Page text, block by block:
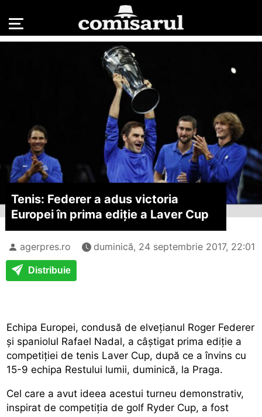
Tenis: Federer a adus victoria
Europei în prima ediție a Laver Cup
agerpres.ro duminică, 24 septembrie 2017, 22:01
Distribuie
Echipa Europei, condusă de elvețianul Roger Federer
și spaniolul Rafael Nadal, a câștigat prima ediție a
competiției de tenis Laver Cup, după ce a învins cu
15-9 echipa Restului lumii, duminică, la Praga.
Cel care a avut ideea acestui turneu demonstrativ,
inspirat de competiția de golf Ryder Cup, a fost